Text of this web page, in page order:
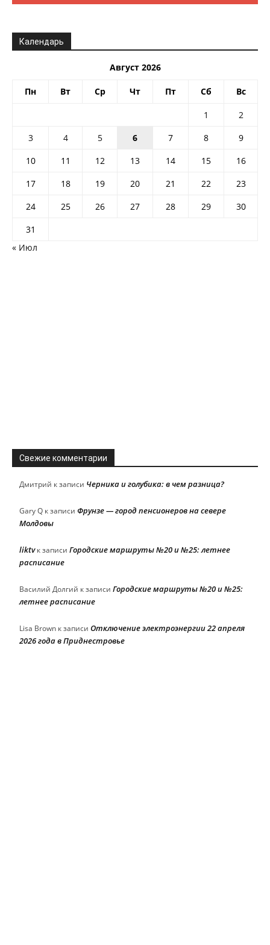
Календарь
Август 2026
Пн Вт Ср Чт Пт Сб Вс
1
2
3
4 5 6 7 8
9
10
11 12 13 14 15
16
17
18 19 20 21 22
23
24
25 26 27 28 29
30
31
« Июл
Свежие комментарии
Дмитрий к записи Черника и голубика: в чем разница?
Gary Q к записи Фрунзе — город пенсионеров на севере
Молдовы
liktvк записи Городские маршруты №20 и №25: летнее
расписание
Василий Долгий к записи Городские маршруты №20 и №25:
летнее расписание
Lisa Brown к записи Отключение электроэнергии 22 апреля
2026 года в Приднестровье